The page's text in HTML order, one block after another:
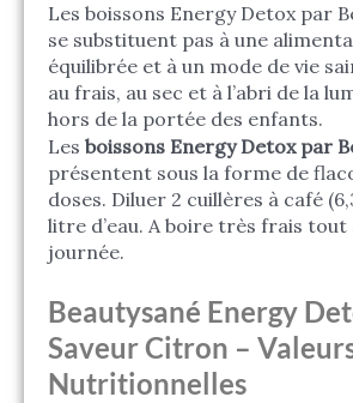
Les boissons Energy Detox par
se substituent pas à une
équilibrée et à un mode de vie
au frais, au sec et à l’abri de la
hors de la portée des enfants.
Les boissons Energy Detox par
présentent sous la forme de
doses. Diluer 2 cuillères à café
litre d’eau. A boire très frais tout
journée.
Beautysané Energy
Saveur Citron –
Nutritionnelles